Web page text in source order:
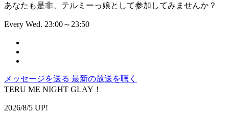
あなたも是非、テルミーっ娘として参加してみませんか？
Every Wed. 23:00～23:50
メッセージを送る 最新の放送を聴く
TERU ME NIGHT GLAY！
2026/8/5 UP!